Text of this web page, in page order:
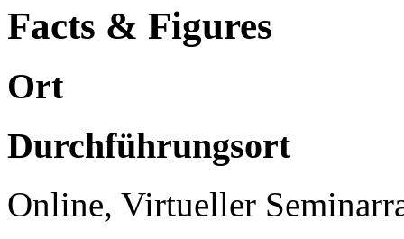
Facts & Figures
Ort
Durchführungsort
Online, Virtueller